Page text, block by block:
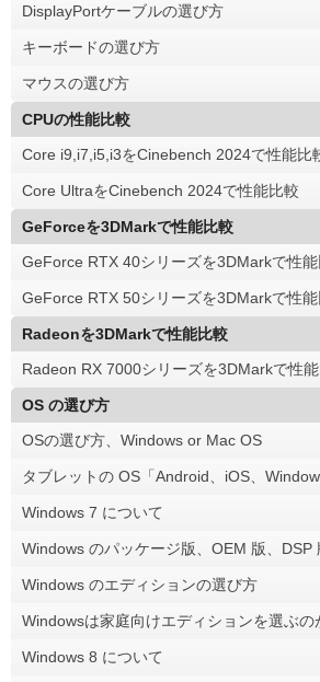
DisplayPortケーブルの選び方
キーボードの選び方
マウスの選び方
CPUの性能比較
Core i9,i7,i5,i3をCinebench 2024で性能比
Core UltraをCinebench 2024で性能比較
GeForceを3DMarkで性能比較
GeForce RTX 40シリーズを3DMarkで性能
GeForce RTX 50シリーズを3DMarkで性能
Radeonを3DMarkで性能比較
Radeon RX 7000シリーズを3DMarkで性
OS の選び方
OSの選び方、Windows or Mac OS
タブレットの OS「Android、iOS、
Windows 7 について
Windows のパッケージ版、OEM 版、DSP
Windows のエディションの選び方
Windowsは家庭向けエディションを選ぶの
Windows 8 について